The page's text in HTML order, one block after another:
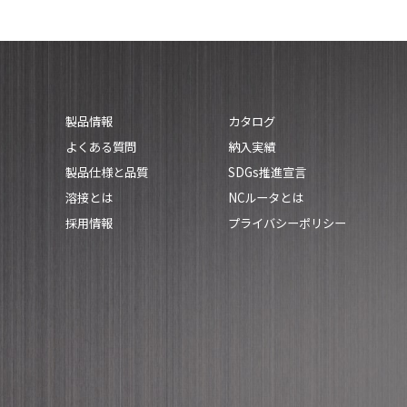
製品情報
カタログ
よくある質問
納入実績
製品仕様と品質
SDGs推進宣言
溶接とは
NCルータとは
採用情報 プライバシーポリシー